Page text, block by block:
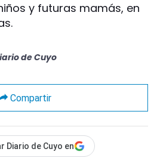
y futuras mamás, en
de Cuyo
Compartir
Diario de Cuyo en